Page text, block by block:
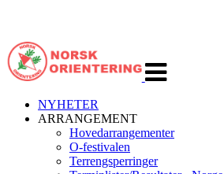
navigasjon
NYHETER
ARRANGEMENT
Hovedarrangementer
O-festivalen
Terrengsperringer